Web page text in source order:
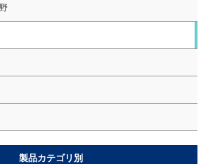
製品カテゴリ別